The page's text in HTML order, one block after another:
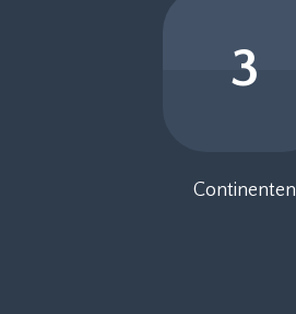
3
Continenten